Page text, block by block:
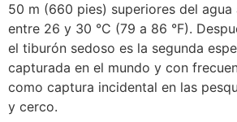
50 m (660 pies) superiores del agua
entre 26 y 30 °C (79 a 86 °F).
el tiburón sedoso es la segunda
capturada en el mundo y con
como captura incidental en las
y cerco.